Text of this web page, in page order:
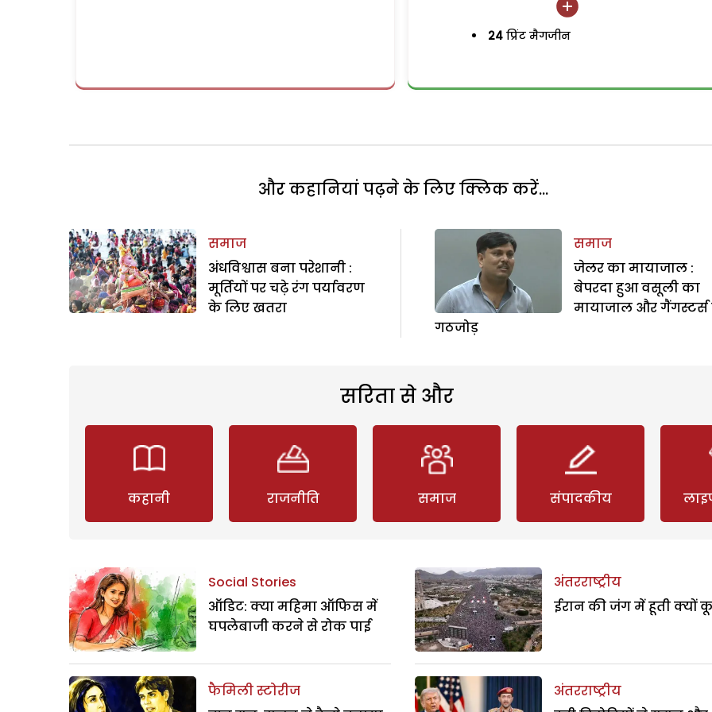
24 प्रिंट मैगजीन
और कहानियां पढ़ने के लिए क्लिक करें...
समाज
अंधविश्वास बना परेशानी :
मूर्तियों पर चढ़े रंग पर्यावरण
के लिए खतरा
समाज
जेलर का मायाजाल :
बेपरदा हुआ वसूली का
मायाजाल और
गठजोड़
सरिता से और
कहानी राजनीति समाज संपादकीय
Social Stories
ऑडिट: क्या महिमा ऑफिस में
घपलेबाजी करने से रोक पाई
फैमिली स्टोरीज
अंतरराष्ट्रीय
ईरान की जंग में हूती क्यों
अंतरराष्ट्रीय